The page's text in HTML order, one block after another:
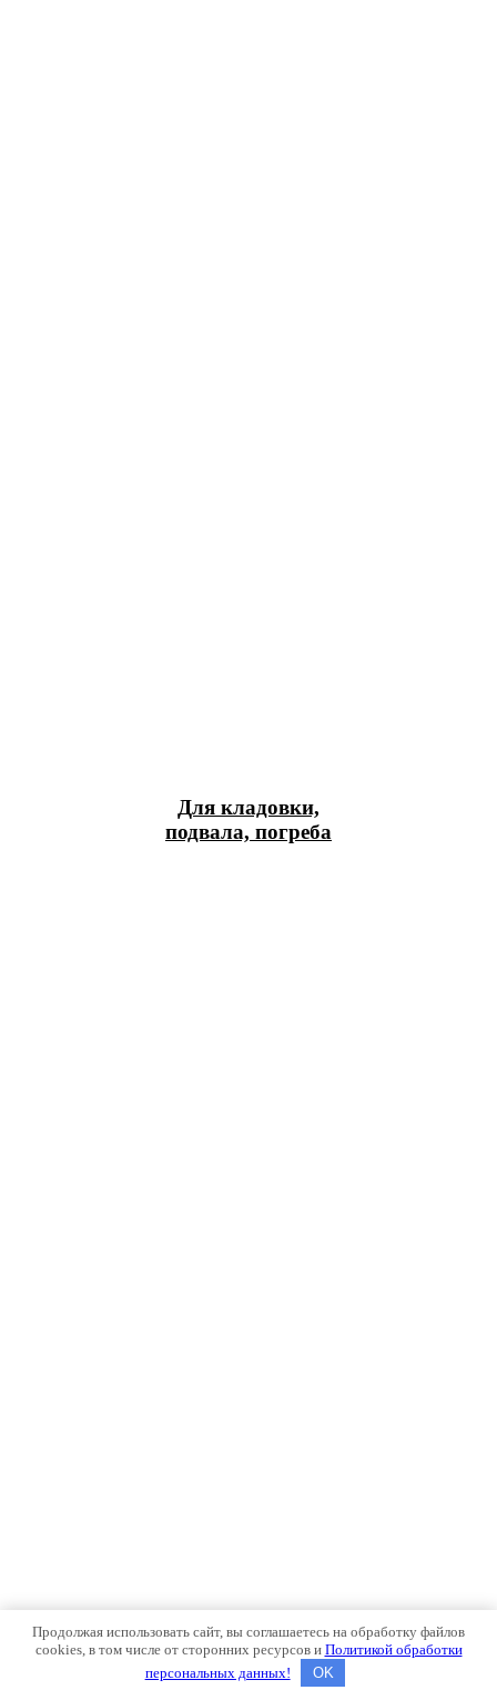
Для кладовки,
подвала, погреба
Продолжая использовать сайт, вы соглашаетесь на обработку файлов
cookies, в том числе от сторонних ресурсов и Политикой обработки
персональных данных!
OK